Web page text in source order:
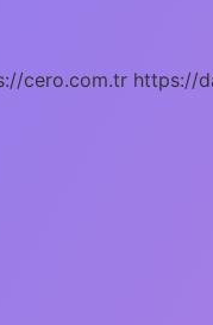
cero.com.tr https://